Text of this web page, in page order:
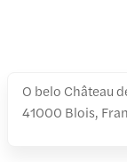
O belo Château
41000 Blois,